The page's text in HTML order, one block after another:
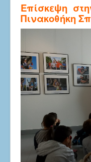
Επίσκεψη
Πινακοθήκη